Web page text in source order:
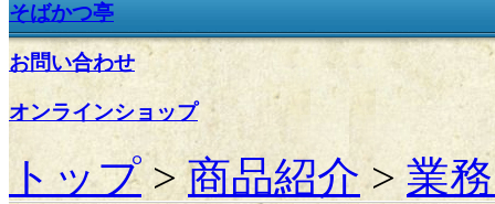
そばかつ亭
お問い合わせ
オンラインショップ
トップ >商品紹介> 業